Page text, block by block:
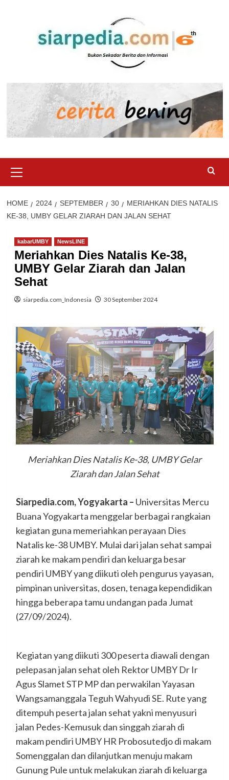
Menu
HOME 2024 SEPTEMBER 30
MERIAHKAN DIES NATALIS
KE-38, UMBY GELAR ZIARAH DAN JALAN SEHAT
kabarUMBY NewsLINE
Meriahkan Dies Natalis Ke-38,
UMBY Gelar Ziarah dan Jalan
Sehat
siarpedia.com_Indonesia 30 September 2024
Meriahkan Dies Natalis Ke-38, UMBY Gelar
Ziarah dan Jalan Sehat
Siarpedia.com, Yogyakarta – Universitas Mercu
Buana Yogyakarta menggelar berbagai rangkaian
kegiatan guna memeriahkan perayaan Dies
Natalis ke-38 UMBY. Mulai dari jalan sehat sampai
ziarah ke makam pendiri dan keluarga besar
pendiri UMBY yang diikuti oleh pengurus yayasan,
pimpinan universitas, dosen, tenaga kependidikan
hingga beberapa tamu undangan pada Jumat
(27/09/2024).
Kegiatan yang diikuti 300 peserta diawali dengan
pelepasan jalan sehat oleh Rektor UMBY Dr Ir
Agus Slamet STP MP dan perwakilan Yayasan
Wangsamanggala Teguh Wahyudi SE. Rute yang
ditempuh peserta jalan sehat yakni menyusuri
jalan Pedes-Kemusuk dan singgah ziarah di
makam pendiri UMBY HR Probosutedjo di makam
Somenggalan dan dilanjutkan menuju makam
Gunung Pule untuk melakukan ziarah di keluarga